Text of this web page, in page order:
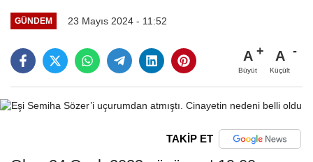
GÜNDEM 23 Mayıs 2024 - 11:52
A
Büyüt
A
Küçült
TAKİP ET